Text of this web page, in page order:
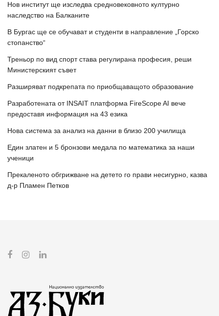
Нов институт ще изследва средновековното културно
наследство на Балканите
В Бургас ще се обучават и студенти в направление „Горско
стопанство“
Треньор по вид спорт става регулирана професия, реши
Министерският съвет
Разширяват подкрепата по приобщаващото образование
Разработената от INSAIT платформа FireScope AI вече
предоставя информация на 43 езика
Нова система за анализ на данни в близо 200 училища
Един златен и 5 бронзови медала по математика за наши
ученици
Прекаленото обгрижване на детето го прави несигурно, казва
д-р Пламен Петков